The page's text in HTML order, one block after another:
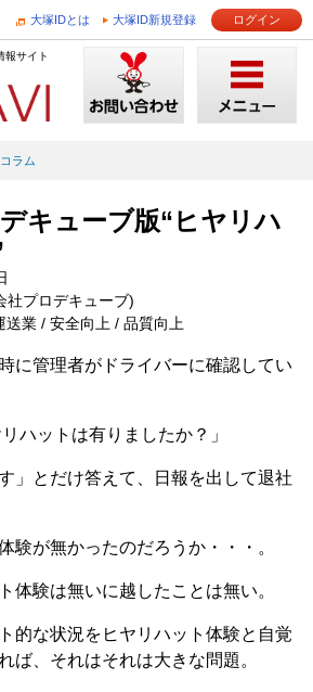
大塚IDとは 大塚ID新規登録 ログイン
報サイト
ラム
キューブ版“ヒヤリハ
社プロデキューブ)
送業 / 安全向上 / 品質向上
に管理者がドライバーに確認してい
ハットは有りましたか？」
」とだけ答えて、日報を出して退社
験が無かったのだろうか・・・。
体験は無いに越したことは無い。
的な状況をヒヤリハット体験と自覚
ば、それはそれは大きな問題。